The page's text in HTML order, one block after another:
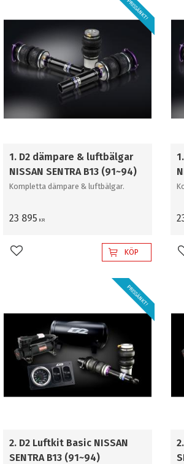
1. D2 dämpare & luftbälgar
NISSAN SENTRA B13 (91~94)
Kompletta dämpare & luftbälgar.
23 895 KR
PRISSÄNKT!
Lägg till i favoriter KÖP
2. D2 Luftkit Basic NISSAN
SENTRA B13 (91~94)
PRISSÄNKT!